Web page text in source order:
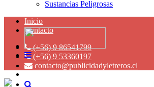
Sustancias Peligrosas
Inicio
Contacto
(+56) 9 86541799
(+56) 9 53360197
contacto@publicidadyletreros.cl